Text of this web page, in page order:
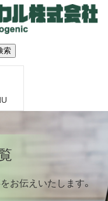
お伝えいたします。